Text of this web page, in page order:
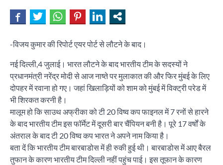
-विजय कुमार की रिपोर्ट एयर पोर्ट से लौटने के बाद।
नई दिल्ली,4 जुलाई। भारत लौटने के बाद भारतीय टीम के सदस्यों ने
प्रधानमंत्री नरेंद्र मोदी से आज नाष्ते पर मुलाकात की और फिर मुंबई के लिए
दोपहर में रवाना हो गए। जहां खिलाड़ियों को शाम को मुंबई में विक्ट्री परेड में
भी शिरकत करनी है।
मालूम हो कि साउथ अफ्रीका को टी 20 विष्व कप फाइनल में 7 रनों से हारने
के बाद भारतीय टीम इस फॉर्मेट में दूसरी बार चैंपियन बनी है। पूरे 17 वर्षों के
अंतराल के बाद टी 20 विष्व कप भारत ने अपने नाम किया है।
बता दें कि भारतीय टीम बारबाडोस में ही रुकी हुई थी। बारबाडोस में आए बैरल
तुफान के कारण भारतीय टीम दिल्ली नहीं पहुंच पाई। इस तूफान के कारण